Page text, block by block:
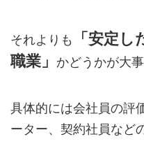
それよりも
「安定
職業」
かどうかが大事
具体的には会社員の評
ーター、契約社員など